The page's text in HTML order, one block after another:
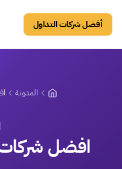
أفضل شركات التداول
المدونة
افضل شركات